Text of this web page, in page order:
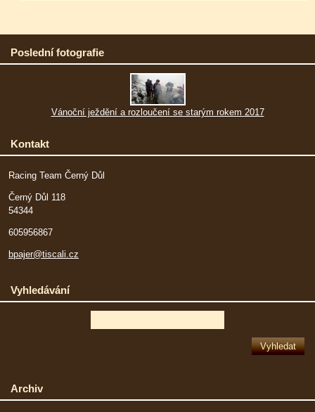
Poslední fotografie
Vánoční ježdění a rozloučení se starým rokem 2017
Kontakt
Racing Team Černý Důl
Černý Důl 118
54344
605956867
bpajer@tiscali.cz
Vyhledávání
Archiv